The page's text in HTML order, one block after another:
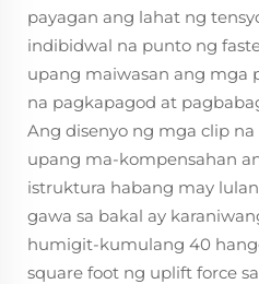
payagan ang lahat ng
indibidwal na punto ng
upang maiwasan ang mga
na pagkapagod at
Ang disenyo ng mga clip
upang ma-kompensahan
istruktura habang may
gawa sa bakal ay
humigit-kumulang 40
square foot ng uplift force